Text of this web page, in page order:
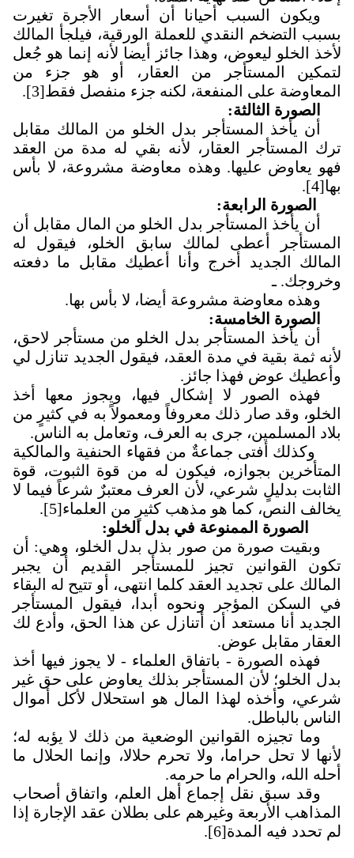
ويكون السبب أحيانا أن أسعار الأجرة تغيرت
بسبب التضخم النقدي للعملة الورقية، فيلجأ المالك
لأخذ الخلو ليعوض، وهذا جائز أيضا لأنه إنما هو جُعل
لتمكين المستأجر من العقار، أو هو جزء من
المعاوضة على المنفعة، لكنه جزء منفصل فقط[3]
.
الصورة الثالثة:
أن يأخذ المستأجر بدل الخلو من المالك مقابل
ترك المستأجر العقار، لأنه بقي له مدة من العقد
فهو يعاوض عليها. وهذه معاوضة مشروعة، لا بأس
بها[4]
.
الصورة الرابعة:
أن يأخذ المستأجر بدل الخلو من المال مقابل أن
المستأجر أعطى لمالك سابق الخلو، فيقول له
المالك الجديد أخرج وأنا أعطيك مقابل ما دفعته
وخروجك. ـ
وهذه معاوضة مشروعة أيضا، لا بأس بها.
الصورة الخامسة:
أن يأخذ المستأجر بدل الخلو من مستأجر لاحق،
لأنه ثمة بقية في مدة العقد، فيقول الجديد تنازل لي
وأعطيك عوض فهذا جائز .
فهذه الصور لا إشكال فيها، ويجوز معها أخذ
الخلو، وقد صار ذلك معروفاً ومعمولاً به في كثيرٍ من
بلاد المسلمين، جرى به العرف، وتعامل به الناس.
وكذلك أفتى جماعةٌ من فقهاء الحنفية والمالكية
المتأخرين بجوازه، فيكون له من قوة الثبوت، قوة
الثابت بدليلٍ شرعي، لأن العرف معتبرٌ شرعاً فيما لا
يخالف النص، كما هو مذهب كثيرٍ من العلماء[5]
.
الصورة الممنوعة في بدل الخلو:
وبقيت صورة من صور بذل بدل الخلو، وهي: أن
تكون القوانين تجيز للمستأجر القديم أن يجبر
المالك على تجديد العقد كلما انتهى، أو تتيح له البقاء
في السكن المؤجر ونحوه أبدا، فيقول المستأجر
الجديد أنا مستعد أن أتنازل عن هذا الحق، وأدع لك
العقار مقابل عوض.
فهذه الصورة - باتفاق العلماء - لا يجوز فيها أخذ
بدل الخلو؛ لأن المستأجر بذلك يعاوض على حق غير
شرعي، وأخذه لهذا المال هو استحلال لأكل أموال
الناس بالباطل.
وما تجيزه القوانين الوضعية من ذلك لا يؤبه له؛
لأنها لا تحل حراما، ولا تحرم حلالا، وإنما الحلال ما
أحله الله، والحرام ما حرمه.
وقد سبق نقل إجماع أهل العلم، واتفاق أصحاب
المذاهب الأربعة وغيرهم على بطلان عقد الإجارة إذا
لم تحدد فيه المدة[6]
.